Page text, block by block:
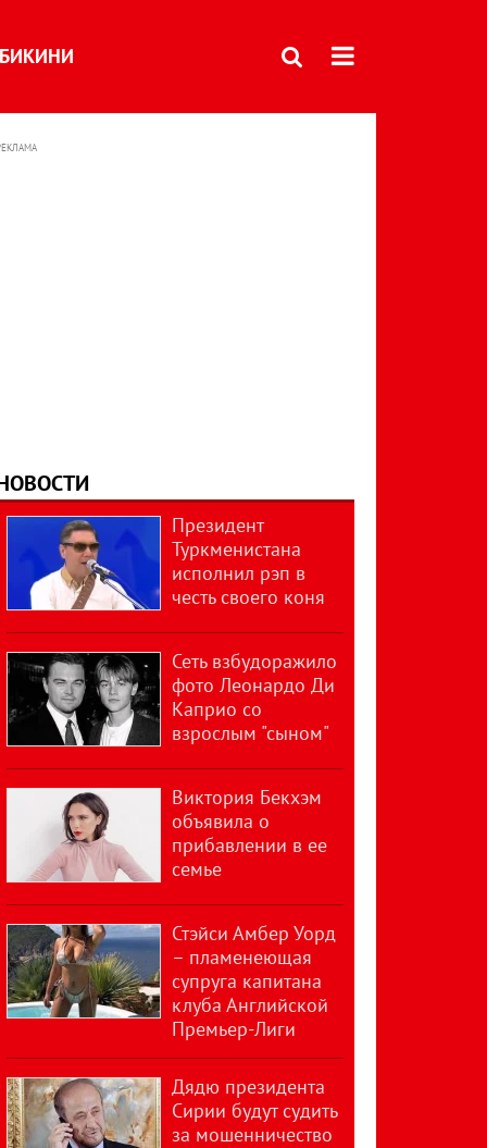
БИКИНИ
Президент
Туркменистана
исполнил рэп в
честь своего коня
Сеть взбудоражило
фото Леонардо Ди
Каприо со
взрослым "сыном"
Виктория Бекхэм
объявила о
прибавлении в ее
семье
Стэйси Амбер Уорд
– пламенеющая
супруга капитана
клуба Английской
Премьер-Лиги
Дядю президента
Сирии будут судить
за мошенничество